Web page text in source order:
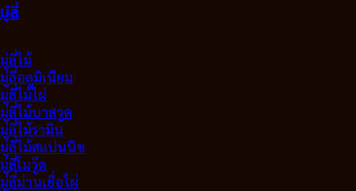
มู่ลี่
มู่ลี่ไม้
มู่ลี่อลูมิเนียม
มูลี่ไม้ไผ่
มู่ลี่ไม้บาสวูด
มู่ลี่ไม้รามิน
มู่ลี่ไม้สแปนนิช
มู่ลี่โมวู๊ด
มู่ลี่ม่านเยื่อไผ่